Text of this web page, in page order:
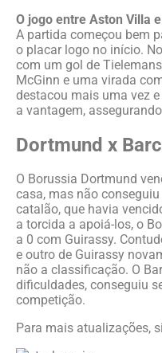
O jogo entre Aston Villa e
A partida começou bem
o placar logo no início.
com um gol de
McGinn e uma virada
destacou mais uma vez
a vantagem,
Dortmund x
O Borussia Dortmund
casa, mas não
catalão, que havia
a torcida a apoiá-los, o
a 0 com Guirassy.
e outro de Guirassy
não a classificação. O
dificuldades, conseguiu
competição.
Para mais atualizações,